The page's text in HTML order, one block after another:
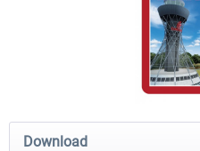
Mega Airport Frankfurt V2.0
Download